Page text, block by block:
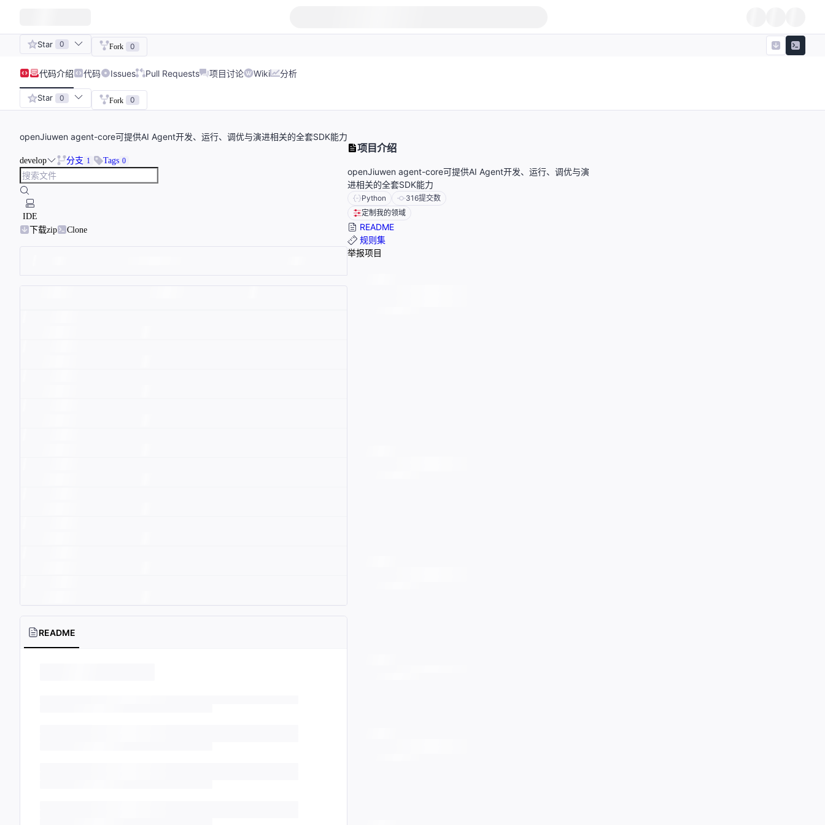
Star 0 Fork 0
代码介绍 代码 Issues Pull Requests 项目讨论 Wiki 分析
Star 0 Fork 0
openJiuwen agent-core可提供AI Agent开发、运行、调优与演进相关的全套SDK能力
develop 分支 1 Tags 0
IDE
下载zip
Clone
README
项目介绍
openJiuwen agent-core可提供AI Agent开发、运行、调优与演
进相关的全套SDK能力
Python 316提交数
定制我的领域
README
规则集
举报项目